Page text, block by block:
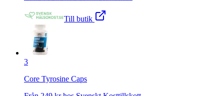
Till butik
3
Core Tyrosine Caps